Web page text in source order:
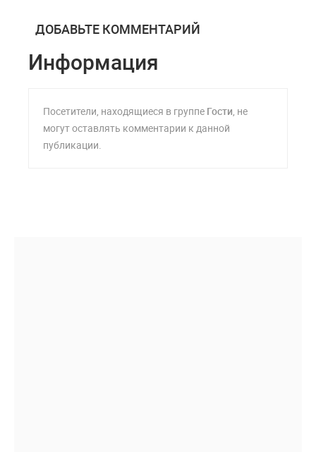
ДОБАВЬТЕ КОММЕНТАРИЙ
Информация
Посетители, находящиеся в группе Гости, не
могут оставлять комментарии к данной
публикации.